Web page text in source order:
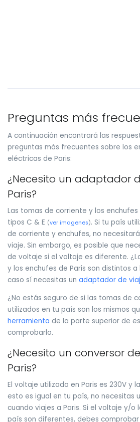
Preguntas más
A continuación encontrará las
preguntas más frecuentes sobre los
eléctricas de Paris:
¿Necesito un adaptador
Paris?
Las tomas de corriente y los
tipos C & E (ver imagenes). Si tu país
de corriente y enchufes, no
viaje. Sin embargo, es posible que
de voltaje si el voltaje es diferente.
y los enchufes de Paris son distintos a
caso sí necesitas un adaptador de
¿No estás seguro de si las tomas de
utilizados en tu país son los mismos
herramienta de la parte superior de
comprobarlo.
¿Necesito un conversor
Paris?
El voltaje utilizado en Paris es 230V y
esto es igual en tu país, no necesitas
cuando viajes a Paris. Si el voltaje y/o
país son diferentes, debes